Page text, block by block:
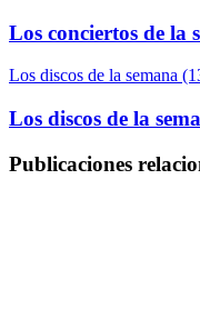
Los conciertos de la
Los discos de la semana
Los discos de la
Publicaciones